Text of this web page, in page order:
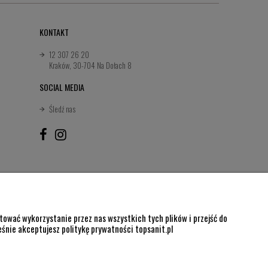
KONTAKT
12 307 26 20
Kraków, 30-704 Na Dołach 8
SOCIAL MEDIA
Śledź nas
wykorzystanie przez nas wszystkich tych plików i przejść do
akceptujesz politykę prywatności topsanit.pl